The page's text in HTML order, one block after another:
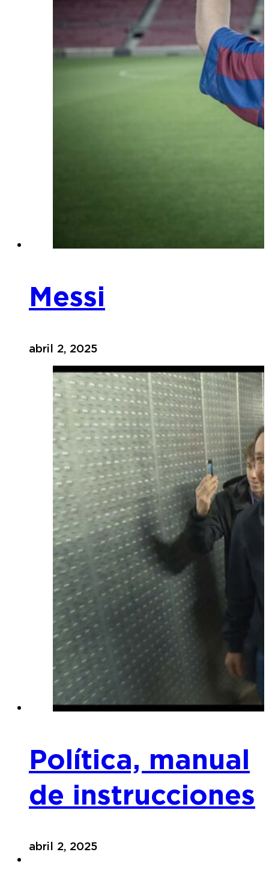
Messi
abril 2, 2025
Política, manual
de instrucciones
abril 2, 2025